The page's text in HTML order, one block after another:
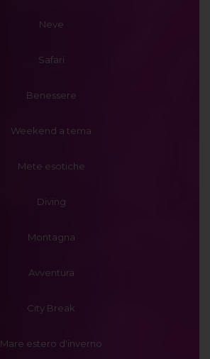
Neve
Safari
Benessere
Weekend a tema
Mete esotiche
Diving
Montagna
Avventura
City Break
Mare estero d'inverno